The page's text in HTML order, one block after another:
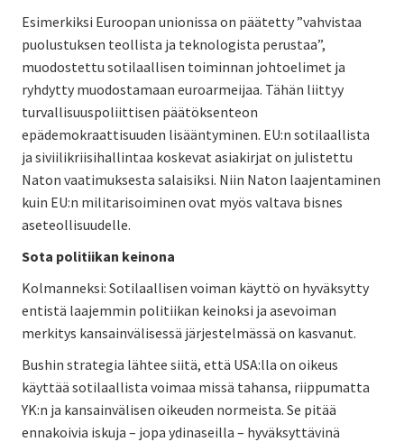
Esimerkiksi Euroopan unionissa on päätetty ”vahvistaa
puolustuksen teollista ja teknologista perustaa”,
muodostettu sotilaallisen toiminnan johtoelimet ja
ryhdytty muodostamaan euroarmeijaa. Tähän liittyy
turvallisuuspoliittisen päätöksenteon
epädemokraattisuuden lisääntyminen. EU:n sotilaallista
ja siviilikriisihallintaa koskevat asiakirjat on julistettu
Naton vaatimuksesta salaisiksi. Niin Naton laajentaminen
kuin EU:n militarisoiminen ovat myös valtava bisnes
aseteollisuudelle.
Sota politiikan keinona
Kolmanneksi: Sotilaallisen voiman käyttö on hyväksytty
entistä laajemmin politiikan keinoksi ja asevoiman
merkitys kansainvälisessä järjestelmässä on kasvanut.
Bushin strategia lähtee siitä, että USA:lla on oikeus
käyttää sotilaallista voimaa missä tahansa, riippumatta
YK:n ja kansainvälisen oikeuden normeista. Se pitää
ennakoivia iskuja – jopa ydinaseilla – hyväksyttävinä